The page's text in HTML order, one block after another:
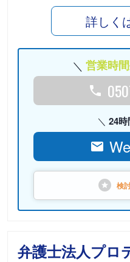
詳しく
営業時
24
検
弁護士法人プロ